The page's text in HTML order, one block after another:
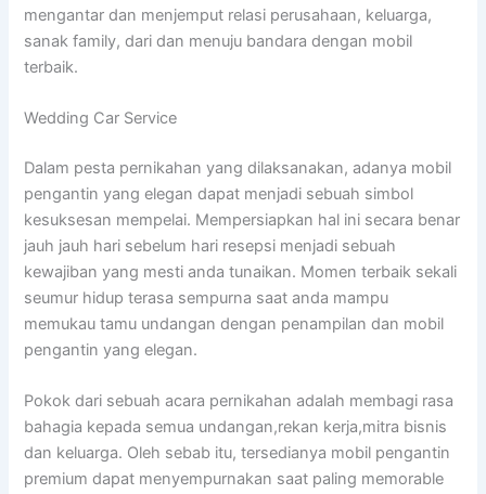
mengantar dan menjemput relasi perusahaan, keluarga,
sanak family, dari dan menuju bandara dengan mobil
terbaik.
Wedding Car Service
Dalam pesta pernikahan yang dilaksanakan, adanya mobil
pengantin yang elegan dapat menjadi sebuah simbol
kesuksesan mempelai. Mempersiapkan hal ini secara benar
jauh jauh hari sebelum hari resepsi menjadi sebuah
kewajiban yang mesti anda tunaikan. Momen terbaik sekali
seumur hidup terasa sempurna saat anda mampu
memukau tamu undangan dengan penampilan dan mobil
pengantin yang elegan.
Pokok dari sebuah acara pernikahan adalah membagi rasa
bahagia kepada semua undangan,rekan kerja,mitra bisnis
dan keluarga. Oleh sebab itu, tersedianya mobil pengantin
premium dapat menyempurnakan saat paling memorable